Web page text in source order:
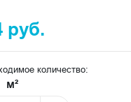
руб.
количество:
м²